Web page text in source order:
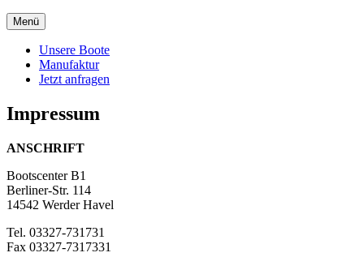
Menü
Unsere Boote
Manufaktur
Jetzt anfragen
Impressum
ANSCHRIFT
Bootscenter B1
Berliner-Str. 114
14542 Werder Havel
Tel. 03327-731731
Fax 03327-7317331